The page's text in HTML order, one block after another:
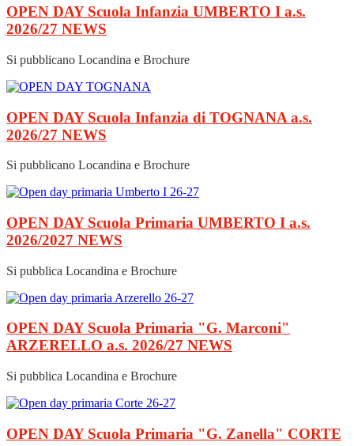
OPEN DAY Scuola Infanzia UMBERTO I a.s.
2026/27 NEWS
Si pubblicano Locandina e Brochure
OPEN DAY Scuola Infanzia di TOGNANA a.s.
2026/27 NEWS
Si pubblicano Locandina e Brochure
OPEN DAY Scuola Primaria UMBERTO I a.s.
2026/2027 NEWS
Si pubblica Locandina e Brochure
OPEN DAY Scuola Primaria "G. Marconi"
ARZERELLO a.s. 2026/27 NEWS
Si pubblica Locandina e Brochure
OPEN DAY Scuola Primaria "G. Zanella" CORTE